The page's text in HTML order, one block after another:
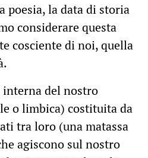
poesia, la data di storia
considerare questa
cosciente di noi, quella
interna del nostro
o limbica) costituita da
tra loro (una matassa
agiscono sul nostro